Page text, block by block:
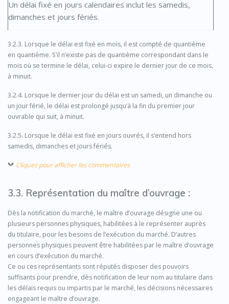
Un délai fixé en jours calendaires inclut les samedis,
dimanches et jours fériés.
3.2.3. Lorsque le délai est fixé en mois, il est compté de quantième
en quantième. S’il n’existe pas de quantième correspondant dans le
mois où se termine le délai, celui-ci expire le dernier jour de ce mois,
à minuit.
3.2.4. Lorsque le dernier jour du délai est un samedi, un dimanche ou
un jour férié, le délai est prolongé jusqu’à la fin du premier jour
ouvrable qui suit, à minuit.
3.2.5. Lorsque le délai est fixé en jours ouvrés, il s’entend hors
samedis, dimanches et jours fériés.
Cliquez pour afficher les commentaires
3.3. Représentation du maître d’ouvrage :
Dès la notification du marché, le maître d’ouvrage désigne une ou
plusieurs personnes physiques, habilitées à le représenter auprès
du titulaire, pour les besoins de l’exécution du marché. D’autres
personnes physiques peuvent être habilitées par le maître d’ouvrage
en cours d’exécution du marché.
Ce ou ces représentants sont réputés disposer des pouvoirs
suffisants pour prendre, dès notification de leur nom au titulaire dans
les délais requis ou impartis par le marché, les décisions nécessaires
engageant le maître d’ouvrage.